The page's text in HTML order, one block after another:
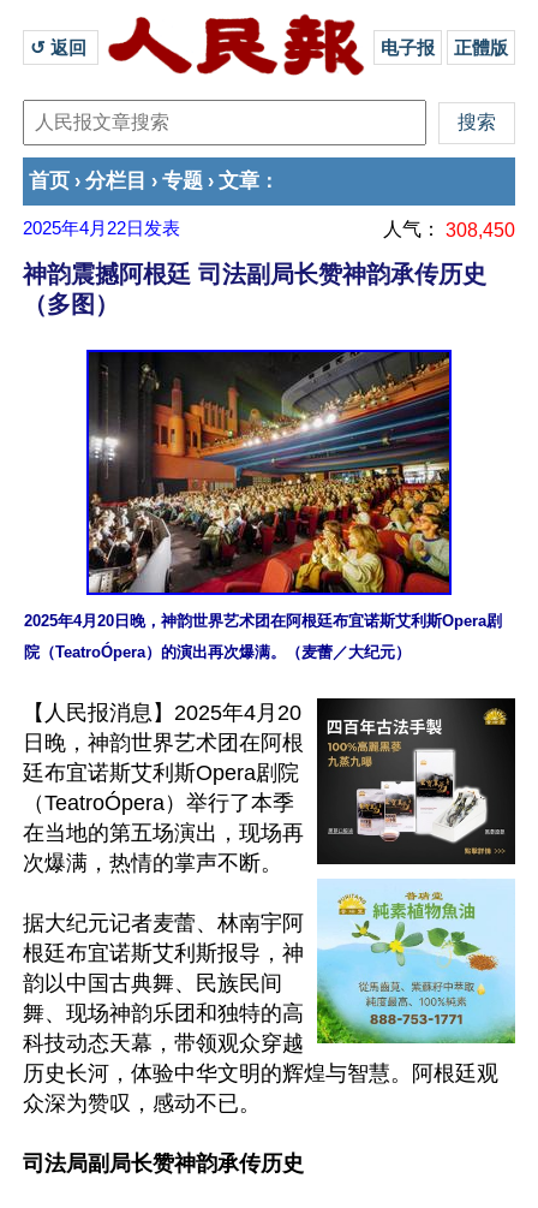
↺ 返回 电子报 正體版
首页 › 分栏目 › 专题 › 文章 ：
2025年4月22日 发表 人气： 308,450
神韵震撼阿根廷 司法副局长赞神韵承传历史
（多图）
2025年4月20日晚，神韵世界艺术团在阿根廷布宜诺斯艾利斯Opera剧
院（TeatroÓpera）的演出再次爆满。（麦蕾／大纪元）
【人民报消息】2025年4月20
日晚，神韵世界艺术团在阿根
廷布宜诺斯艾利斯Opera剧院
（TeatroÓpera）举行了本季
在当地的第五场演出，现场再
次爆满，热情的掌声不断。
据大纪元记者麦蕾、林南宇阿
根廷布宜诺斯艾利斯报导，神
韵以中国古典舞、民族民间
舞、现场神韵乐团和独特的高
科技动态天幕，带领观众穿越
历史长河，体验中华文明的辉煌与智慧。阿根廷观
众深为赞叹，感动不已。
司法局副局长赞神韵承传历史